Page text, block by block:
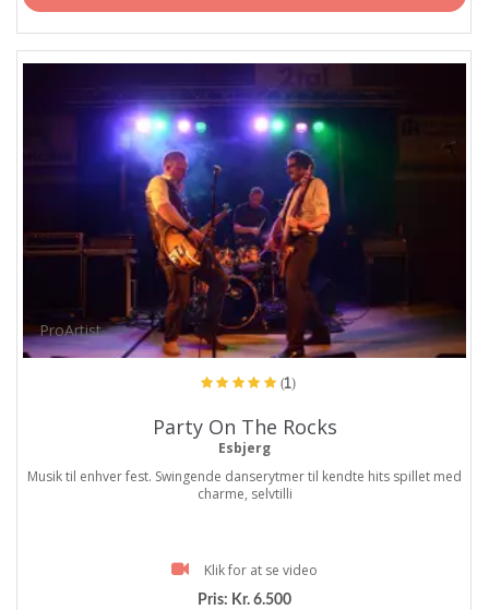
ProArtist
(1)
Party On The Rocks
Esbjerg
Musik til enhver fest. Swingende danserytmer til kendte hits spillet med
charme, selvtilli
Klik for at se video
Pris: Kr. 6.500